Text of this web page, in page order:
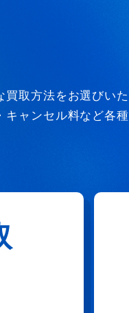
買取方法をお選びいた
キャンセル料など各